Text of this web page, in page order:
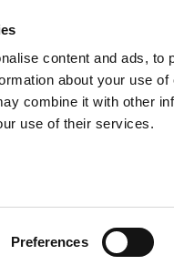
content and ads,
about your use
combine it with other
use of their services.
Preferences